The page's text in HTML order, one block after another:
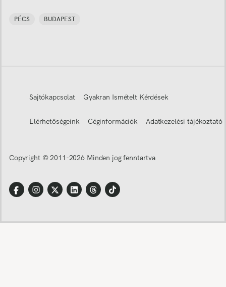
PÉCS BUDAPEST
Sajtókapcsolat Gyakran Ismételt Kérdések
Elérhetőségeink Céginformációk Adatkezelési tájékoztató
Copyright © 2011-2026 Minden jog fenntartva